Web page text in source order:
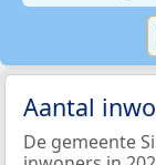
Aantal
De gemeente